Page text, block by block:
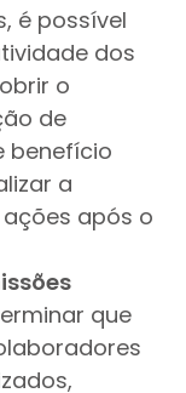
é possível
dos
o
de
benefício
a
após o
que